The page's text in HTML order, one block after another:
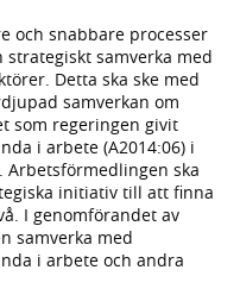
och snabbare processer
samverka med
Detta ska ske med
samverkan om
som regeringen givit
i arbete (A2014:06) i
Arbetsförmedlingen ska
initiativ till att finna
I genomförandet av
samverka med
i arbete och andra